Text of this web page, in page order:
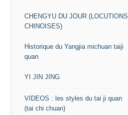
CHENGYU DU JOUR (LOCUTIONS
CHINOISES)
Historique du Yangjia michuan taiji
quan
YI JIN JING
VIDEOS : les styles du tai ji quan
(tai chi chuan)